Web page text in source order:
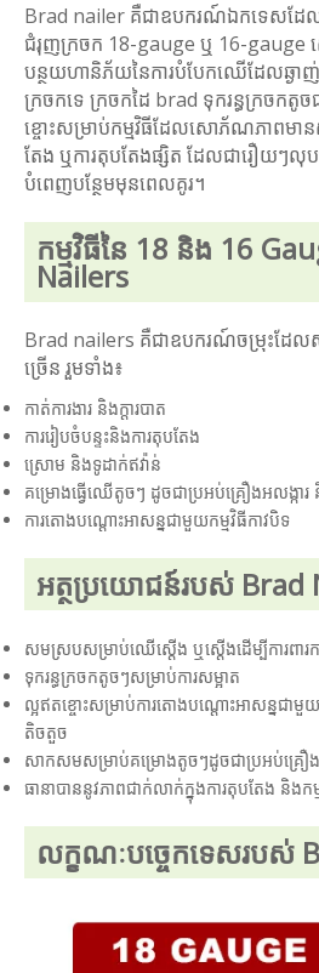
Brad nailer គឺជាឧបករណ៍ឯកទេសដែល
ជំរុញក្រចក 18-gauge ឬ 16-gauge
បន្ថយហានិភ័យនៃការបំបែកឈើដែលឆ្ងា
ក្រចកទេ ក្រចកដៃ brad ទុករន្ធក្រចកតូច
ខ្ចោះសម្រាប់កម្មវិធីដែលសោភ័ណភាពមាន
តែង ឬការតុបតែងផ្សិត ដែលជារឿយៗលុប
បំពេញបន្ថែមមុនពេលគូរ។
កម្មវិធីនៃ 18 និង 16
Nailers
Brad nailers គឺជាឧបករណ៍ចម្រុះដែលស
ច្រើន រួមទាំង៖
កាត់ការងារ និងក្តារបាត
ការរៀបចំបន្ទះនិងការតុបតែង
ស្រោម និងទូដាក់ឥវ៉ាន់
គម្រោងធ្វើឈើតូចៗ ដូចជាប្រអប់គ្រឿងអលង្កា
ការតោងបណ្តោះអាសន្នជាមួយកម្មវិធីកាវបិទ
អត្ថប្រយោជន៍របស់ Brad
សមស្របសម្រាប់ឈើស្តើង ឬស្តើងដើម្បីការពារក
ទុករន្ធក្រចកតូចៗសម្រាប់ការសម្អាត
ល្អឥតខ្ចោះសម្រាប់ការតោងបណ្តោះអាសន្នជា
តិចតួច
សាកសមសម្រាប់គម្រោងតូចៗដូចជាប្រអប់គ្រឿ
ធានាបាននូវភាពជាក់លាក់ក្នុងការតុបតែង និងកម្
លក្ខណៈបច្ចេកទេសរបស់